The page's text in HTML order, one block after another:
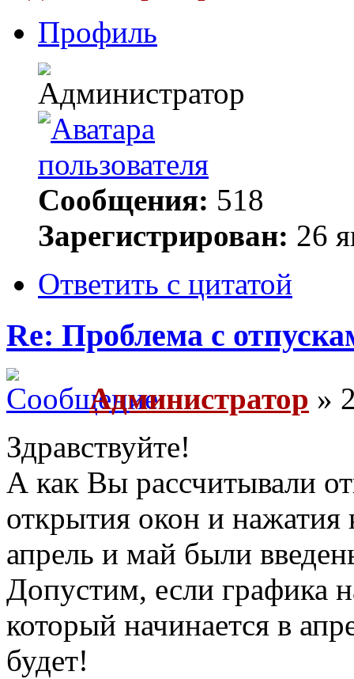
Профиль
Сообщения: 518
Зарегистрирован: 26
Ответить с цитатой
Re: Проблема с
Администратор »
Здравствуйте!
А как Вы рассчитывали
открытия окон и
апрель и май были
Допустим, если графика
который начинается в
будет!